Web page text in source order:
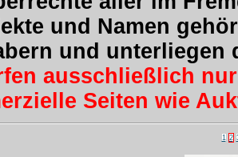
und Namen
und unterliegen
ausschließlich
Seiten wie
1 2